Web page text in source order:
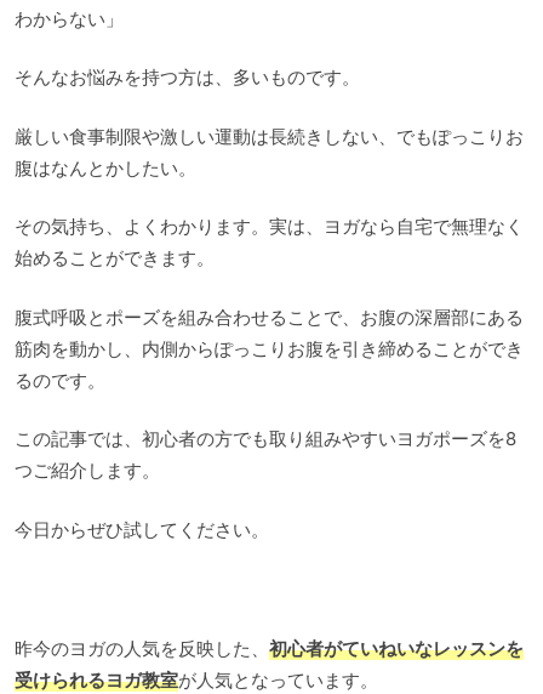
わからない」
そんなお悩みを持つ方は、多いものです。
厳しい食事制限や激しい運動は長続きしない、でもぽっこりお
腹はなんとかしたい。
その気持ち、よくわかります。実は、ヨガなら自宅で無理なく
始めることができます。
腹式呼吸とポーズを組み合わせることで、お腹の深層部にある
筋肉を動かし、内側からぽっこりお腹を引き締めることができ
るのです。
この記事では、初心者の方でも取り組みやすいヨガポーズを8
つご紹介します。
今日からぜひ試してください。
昨今のヨガの人気を反映した、 初心者がていねいなレッスンを
受けられるヨガ教室が人気となっています。